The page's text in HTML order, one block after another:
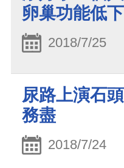
卵巢功能低
2018/7/25
尿路上演石
務盡
2018/7/24